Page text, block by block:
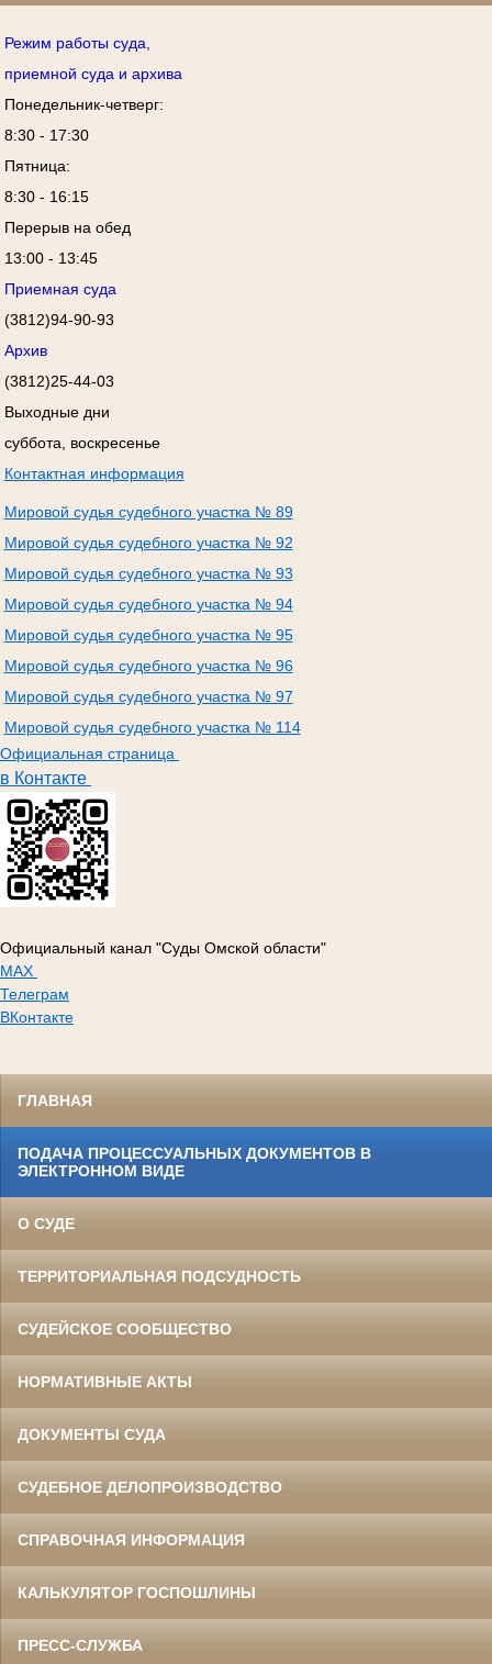
Режим работы суда,
приемной суда и архива
Понедельник-четверг:
8:30 - 17:30
Пятница:
8:30 - 16:15
Перерыв на обед
13:00 - 13:45
Приемная суда
(3812)94-90-93
Архив
(3812)25-44-03
Выходные дни
суббота, воскресенье
Контактная информация
Мировой судья судебного участка № 89
Мировой судья судебного участка № 92
Мировой судья судебного участка № 93
Мировой судья судебного участка № 94
Мировой судья судебного участка № 95
Мировой судья судебного участка № 96
Мировой судья судебного участка № 97
Мировой судья судебного участка № 114
Официальная страница
в Контакте
Официальный канал "Суды Омской области"
МАХ
Телеграм
ВКонтакте
ГЛАВНАЯ
ПОДАЧА ПРОЦЕССУАЛЬНЫХ ДОКУМЕНТОВ В
ЭЛЕКТРОННОМ ВИДЕ
О СУДЕ
ТЕРРИТОРИАЛЬНАЯ ПОДСУДНОСТЬ
СУДЕЙСКОЕ СООБЩЕСТВО
НОРМАТИВНЫЕ АКТЫ
ДОКУМЕНТЫ СУДА
СУДЕБНОЕ ДЕЛОПРОИЗВОДСТВО
СПРАВОЧНАЯ ИНФОРМАЦИЯ
КАЛЬКУЛЯТОР ГОСПОШЛИНЫ
ПРЕСС-СЛУЖБА